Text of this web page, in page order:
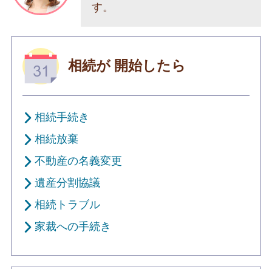
す。
相続が開始したら
相続手続き
相続放棄
不動産の名義変更
遺産分割協議
相続トラブル
家裁への手続き